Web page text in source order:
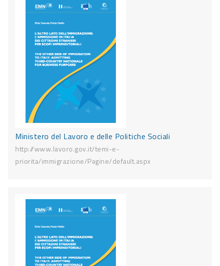
Ministero del Lavoro e delle Politiche Sociali
http://www.lavoro.gov.it/temi-e-
priorita/immigrazione/Pagine/default.aspx